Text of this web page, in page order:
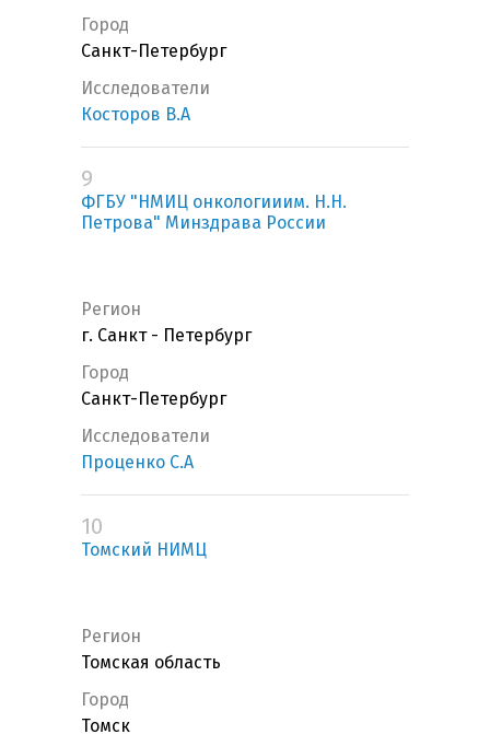
Город
Санкт-Петербург
Исследователи
Косторов В.А
9
ФГБУ "НМИЦ онкологииим. Н.Н.
Петрова" Минздрава России
Регион
г. Санкт - Петербург
Город
Санкт-Петербург
Исследователи
Проценко С.А
10
Томский НИМЦ
Регион
Томская область
Город
Томск